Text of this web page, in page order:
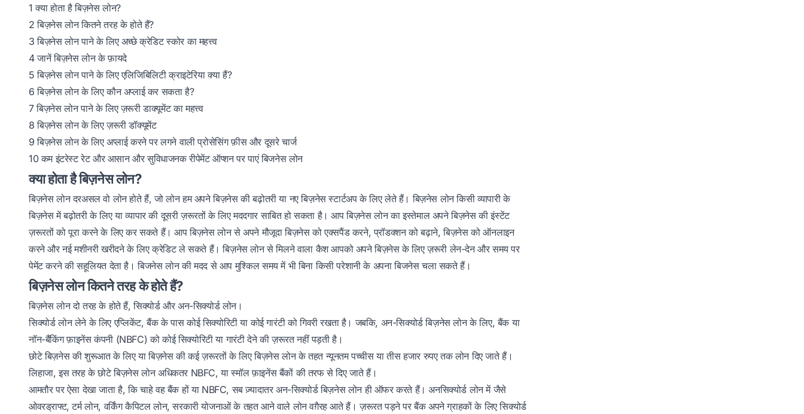
1 क्या होता है बिज़नेस लोन?
2 बिज़नेस लोन कितने तरह के होते हैं?
3 बिज़नेस लोन पाने के लिए अच्छे क्रेडिट स्कोर का महत्त्व
4 जानें बिज़नेस लोन के फ़ायदे
5 बिज़नेस लोन पाने के लिए एलिजिबिलिटी क्राइटेरिया क्या हैं?
6 बिज़नेस लोन के लिए कौन अप्लाई कर सकता है?
7 बिज़नेस लोन पाने के लिए ज़रूरी डाक्यूमेंट का महत्त्व
8 बिज़नेस लोन के लिए ज़रूरी डॉक्यूमेंट
9 बिज़नेस लोन के लिए अप्लाई करने पर लगने वाली प्रोसेसिंग फ़ीस और दूसरे चार्ज
10 कम इंटरेस्ट रेट और आसान और सुविधाजनक रीपेमेंट ऑप्शन पर पाएं बिजनेस लोन
क्या होता है बिज़नेस लोन?
बिज़नेस लोन दरअसल वो लोन होते हैं, जो लोन हम अपने बिज़नेस की बढ़ोतरी या नए बिज़नेस स्टार्टअप के लिए लेते हैं। बिज़नेस लोन किसी व्यापारी के
बिज़नेस में बढ़ोतरी के लिए या व्यापार की दूसरी ज़रूरतों के लिए मददगार साबित हो सकता है। आप बिज़नेस लोन का इस्तेमाल अपने बिज़नेस की इंस्टेंट
ज़रूरतों को पूरा करने के लिए कर सकते हैं। आप बिज़नेस लोन से अपने मौजूदा बिज़नेस को एक्सपैंड करने, प्रॉडक्शन को बढ़ाने, बिज़नेस को ऑनलाइन
करने और नई मशीनरी खरीदने के लिए क्रेडिट ले सकते हैं। बिज़नेस लोन से मिलने वाला कैश आपको अपने बिज़नेस के लिए ज़रूरी लेन-देन और समय पर
पेमेंट करने की सहूलियत देता है। बिजनेस लोन की मदद से आप मुश्किल समय में भी बिना किसी परेशानी के अपना बिजनेस चला सकते हैं।
बिज़नेस लोन कितने तरह के होते हैं?
बिज़नेस लोन दो तरह के होते हैं, सिक्योर्ड और अन-सिक्योर्ड लोन।
सिक्योर्ड लोन लेने के लिए एप्लिकेंट, बैंक के पास कोई सिक्योरिटी या कोई गारंटी को गिवरी रखता है। जबकि, अन-सिक्योर्ड बिज़नेस लोन के लिए, बैंक या
नॉन-बैंकिंग फ़ाइनेंस कंपनी (NBFC) को कोई सिक्योरिटी या गारंटी देने की ज़रूरत नहीं पड़ती है।
छोटे बिज़नेस की शुरूआत के लिए या बिज़नेस की कई ज़रूरतों के लिए बिज़नेस लोन के तहत न्यूनतम पच्चीस या तीस हजार रुपए तक लोन दिए जाते हैं।
लिहाजा, इस तरह के छोटे बिज़नेस लोन अधिकतर NBFC, या स्मॉल फ़ाइनेंस बैंकों की तरफ से दिए जाते हैं।
आमतौर पर ऐसा देखा जाता है, कि चाहे वह बैंक हों या NBFC, सब ज़्यादातर अन-सिक्योर्ड बिज़नेस लोन ही ऑफर करते हैं। अनसिक्योर्ड लोन में जैसे
ओवरड्राफ्ट, टर्म लोन, वर्किंग कैपिटल लोन, सरकारी योजनाओं के तहत आने वाले लोन वग़ैरह आते हैं। ज़रूरत पड़ने पर बैंक अपने ग्राहकों के लिए सिक्योर्ड